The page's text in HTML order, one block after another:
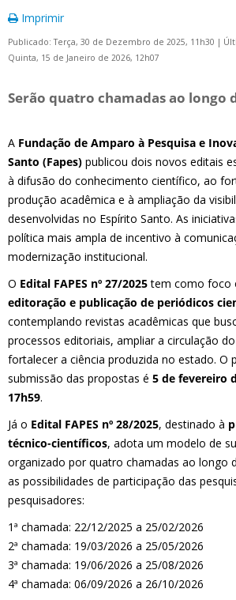
Imprimir
Publicado: Terça, 30 de Dezembro de 2025, 11h30 |
Quinta, 15 de Janeiro de 2026, 12h07
Serão quatro chamadas ao longo
A Fundação de Amparo à Pesquisa e
Santo (Fapes) publicou dois novos editais
à difusão do conhecimento científico, ao
produção acadêmica e à ampliação da
desenvolvidas no Espírito Santo. As
política mais ampla de incentivo à
modernização institucional.
O Edital FAPES nº 27/2025tem como foco
editoração e publicação de periódicos
contemplando revistas acadêmicas que
processos editoriais, ampliar a circulação
fortalecer a ciência produzida no estado. O
submissão das propostas é 5 de fevereiro
17h59.
Já o Edital FAPES nº 28/2025, destinado à
técnico-científicos, adota um modelo de
organizado por quatro chamadas ao longo
as possibilidades de participação das
pesquisadores:
1ª chamada: 22/12/2025 a 25/02/2026
2ª chamada: 19/03/2026 a 25/05/2026
3ª chamada: 19/06/2026 a 25/08/2026
4ª chamada: 06/09/2026 a 26/10/2026